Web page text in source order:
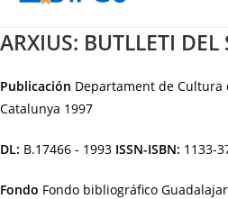
ARXIUS: BUTLLETI DEL
Publicación Departament de Cultura
Catalunya 1997
DL: B.17466 - 1993 ISSN-ISBN: 1133-
Fondo Fondo bibliográfico